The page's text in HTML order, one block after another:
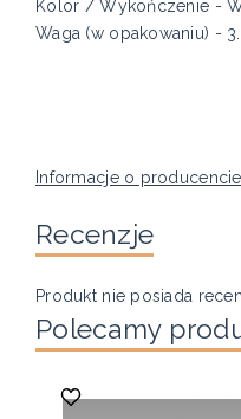
Kolor / Wykończenie -
Waga (w opakowaniu) -
Informacje o producencie
Recenzje
Produkt nie posiada
Polecamy